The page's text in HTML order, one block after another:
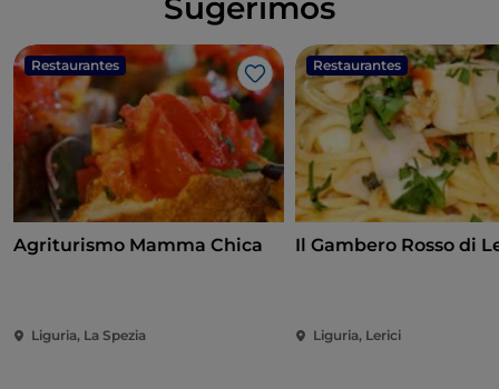
Sugerimos
Restaurantes
Me gusta
Agriturismo Mamma Chica
Liguria, La Spezia
Restaurantes
Il Gambero Rosso di
Liguria, Lerici